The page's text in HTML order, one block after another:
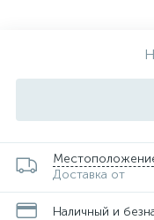
Доставка от
Наличный и